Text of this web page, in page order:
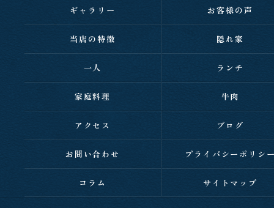
ギャラリー お客様の声
当店の特徴 隠れ家
一人 ランチ
家庭料理 牛肉
アクセス ブログ
お問い合わせ プライバシーポリシ
コラム サイトマップ